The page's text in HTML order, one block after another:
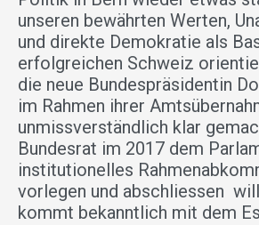
unseren bewährten Werten,
und direkte Demokratie als
erfolgreichen Schweiz
die neue Bundespräsidentin
im Rahmen ihrer
unmissverständlich klar
Bundesrat im 2017 dem
institutionelles
vorlegen und abschliessen
kommt bekanntlich mit dem